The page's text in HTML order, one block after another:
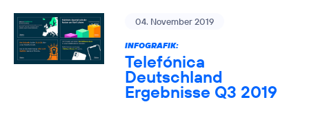
04. November 2019
INFOGRAFIK:
Telefónica
Deutschland
Ergebnisse Q3 2019